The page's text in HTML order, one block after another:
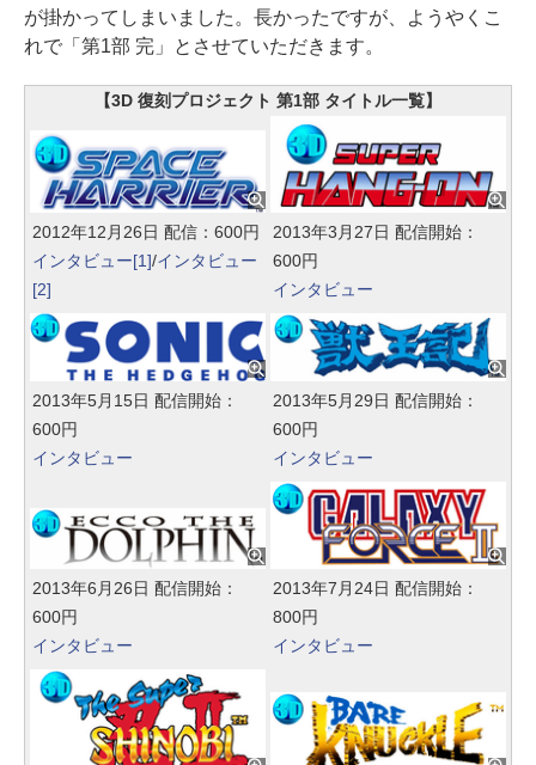
が掛かってしまいました。長かったですが、ようやくこ
れで「第1部 完」とさせていただきます。
【3D 復刻プロジェクト 第1部 タイトル一覧】
2012年12月26日 配信：600円
インタビュー[1]/インタビュー
[2]
2013年3月27日 配信開始：
600円
インタビュー
2013年5月15日 配信開始：
600円
インタビュー
2013年5月29日 配信開始：
600円
インタビュー
2013年6月26日 配信開始：
600円
インタビュー
2013年7月24日 配信開始：
800円
インタビュー